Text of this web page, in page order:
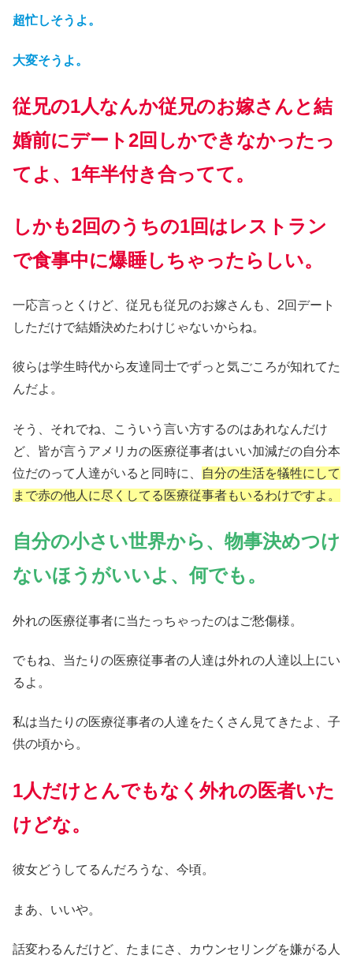
超忙しそうよ。
大変そうよ。
従兄の1人なんか従兄のお嫁さんと結
婚前にデート2回しかできなかったっ
てよ、1年半付き合ってて。
しかも2回のうちの1回はレストラン
で食事中に爆睡しちゃったらしい。
一応言っとくけど、従兄も従兄のお嫁さんも、2回デート
しただけで結婚決めたわけじゃないからね。
彼らは学生時代から友達同士でずっと気ごころが知れてた
んだよ。
そう、それでね、こういう言い方するのはあれなんだけ
ど、皆が言うアメリカの医療従事者はいい加減だの自分本
位だのって人達がいると同時に、
自分の生活を犠牲にして
まで赤の他人に尽くしてる医療従事者もいるわけですよ。
自分の小さい世界から、物事決めつけ
ないほうがいいよ、何でも。
外れの医療従事者に当たっちゃったのはご愁傷様。
でもね、当たりの医療従事者の人達は外れの人達以上にい
るよ。
私は当たりの医療従事者の人達をたくさん見てきたよ、子
供の頃から。
1人だけ とんでもなく 外れの医者いた
けどな。
彼女どうしてるんだろうな、今頃。
まあ、いいや。
話変わるんだけど、たまにさ、カウンセリングを嫌がる人